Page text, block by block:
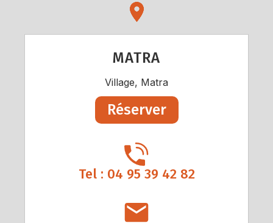
MATRA
Village, Matra
Réserver
Tel : 04 95 39 42 82